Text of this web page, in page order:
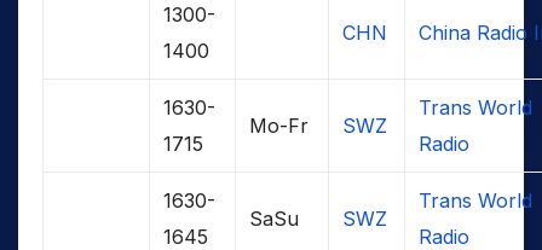
1300-
1400
CHN China Radio
1630-
1715
Mo-Fr SWZ
Trans World
Radio
1630-
1645
SaSu SWZ
Trans World
Radio